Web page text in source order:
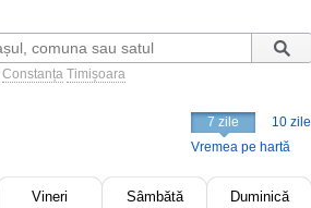
Constanța Timișoara
7 zile
10 zile
Vremea pe hartă
Vineri Sâmbătă Duminică